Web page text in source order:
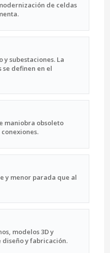
de celdas
subestaciones. La
se definen en el
maniobra obsoleto
y menor parada que al
modelos 3D y
y fabricación.